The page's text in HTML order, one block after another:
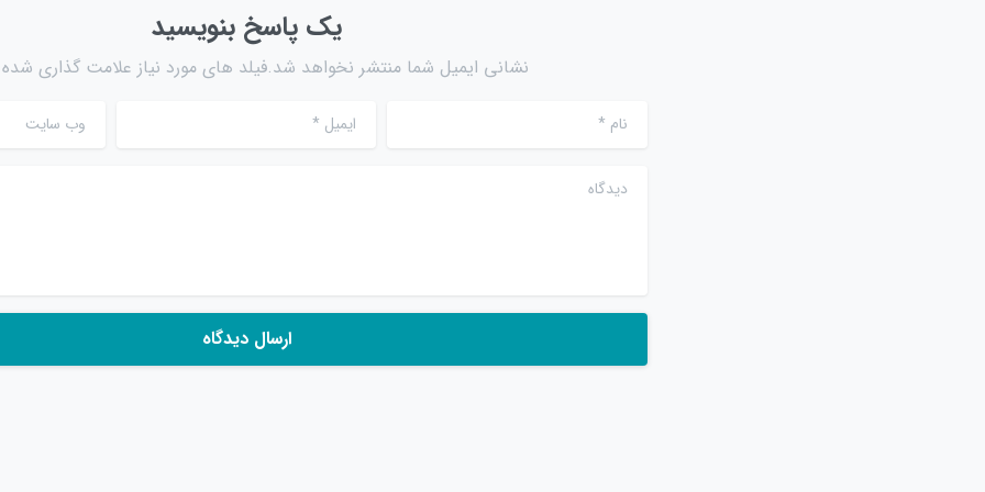
یک پاسخ بنویسید
نشانی ایمیل شما منتشر نخواهد شد.فیلد های مورد نیاز علامت گذاری
نام* ایمیل * وب سایت
دیدگاه